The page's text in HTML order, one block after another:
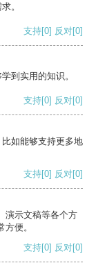
。
支持[0] 反对[0]
到实用的知识。
支持[0] 反对[0]
如能够支持更多地
支持[0] 反对[0]
演示文稿等各个方
便。
支持[0] 反对[0]